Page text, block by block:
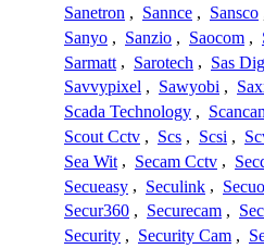
Sanetron , Sannce , Sansco
Sanyo , Sanzio , Saocom ,
Sarmatt , Sarotech , Sas
Savvypixel , Sawyobi ,
Scada Technology ,
Scout Cctv , Scs , Scsi ,
Sea Wit , Secam Cctv ,
Secueasy , Seculink ,
Secur360 , Securecam ,
Security , Security Cam ,